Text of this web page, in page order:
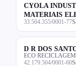
CYOLA
MATERIAIS
33.504.355/0001-77
D R DOS
ECO RECICLAGEM
42.179.504/0001-60